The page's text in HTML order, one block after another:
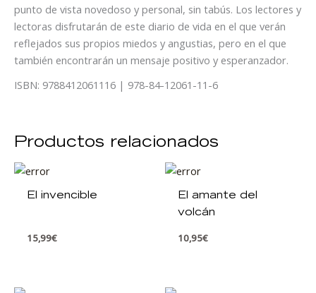
punto de vista novedoso y personal, sin tabús. Los lectores y
lectoras disfrutarán de este diario de vida en el que verán
reflejados sus propios miedos y angustias, pero en el que
también encontrarán un mensaje positivo y esperanzador.
ISBN: 9788412061116 | 978-84-12061-11-6
Productos relacionados
El invencible
15,99€
El amante del
volcán
10,95€